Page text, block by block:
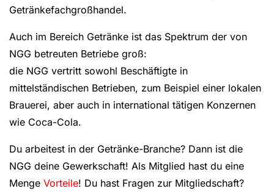
Getränkefachgroßhandel.
Auch im Bereich Getränke ist das Spektrum der von
NGG betreuten Betriebe groß:
die NGG vertritt sowohl Beschäftigte in
mittelständischen Betrieben, zum Beispiel einer lokalen
Brauerei, aber auch in international tätigen Konzernen
wie Coca-Cola.
Du arbeitest in der Getränke-Branche? Dann ist die
NGG deine Gewerkschaft! Als Mitglied hast du eine
Menge Vorteile! Du hast Fragen zur Mitgliedschaft?